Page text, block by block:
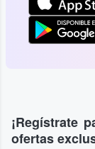
¡Regístrate
ofertas